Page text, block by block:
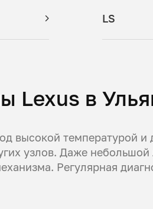
LS
Lexus в
высокой температурой и
узлов. Даже
Регулярная